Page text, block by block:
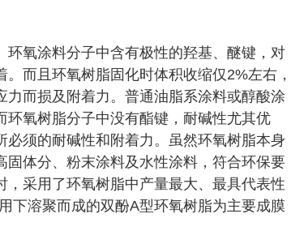
氧涂料分子中含有极性的羟基、醚键，对
而且环氧树脂固化时体积收缩仅2%左右，
而损及附着力。普通油脂系涂料或醇酸涂
氧树脂分子中没有酯键，耐碱性尤其优
须的耐碱性和附着力。虽然环氧树脂本身
体分、粉末涂料及水性涂料，符合环保要
采用了环氧树脂中产量最大、最具代表性
下溶聚而成的双酚A型环氧树脂为主要成膜